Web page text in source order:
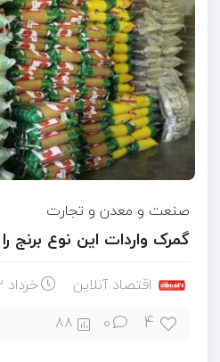
صنعت و معدن و تجارت
گمرک واردات این نوع برنج
اقتصاد آنلاین خرداد ۲۳, ۱۴۰۵
4
0
88